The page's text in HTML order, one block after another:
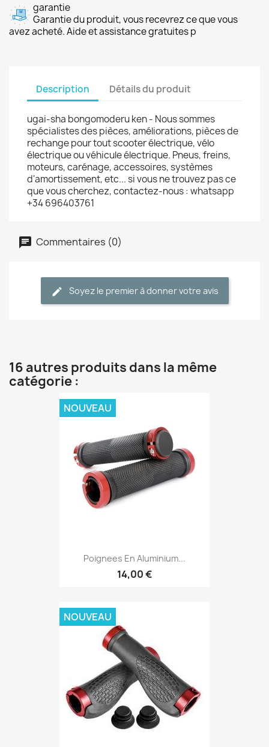
garantie
Garantie du produit, vous recevrez ce que vous
avez acheté. Aide et assistance gratuites p
Description Détails du produit
ugai-sha bongomoderu ken - Nous sommes
spécialistes des pièces, améliorations, pièces de
rechange pour tout scooter électrique, vélo
électrique ou véhicule électrique. Pneus, freins,
moteurs, carénage, accessoires, systèmes
d'amortissement, etc... si vous ne trouvez pas ce
que vous cherchez, contactez-nous : whatsapp
+34 696403761
Commentaires (0)
Soyez le premier à donner votre avis
16 autres produits dans la même
catégorie :
Poignees En Aluminium...
14,00 €
NOUVEAU
NOUVEAU